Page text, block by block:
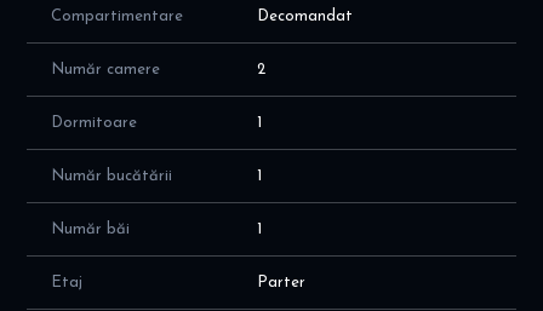
Pretul afisat este pentru avans 15%.
Compartimentare Decomandat
Număr camere 2
Dormitoare 1
Număr bucătării 1
Număr băi 1
Etaj Parter